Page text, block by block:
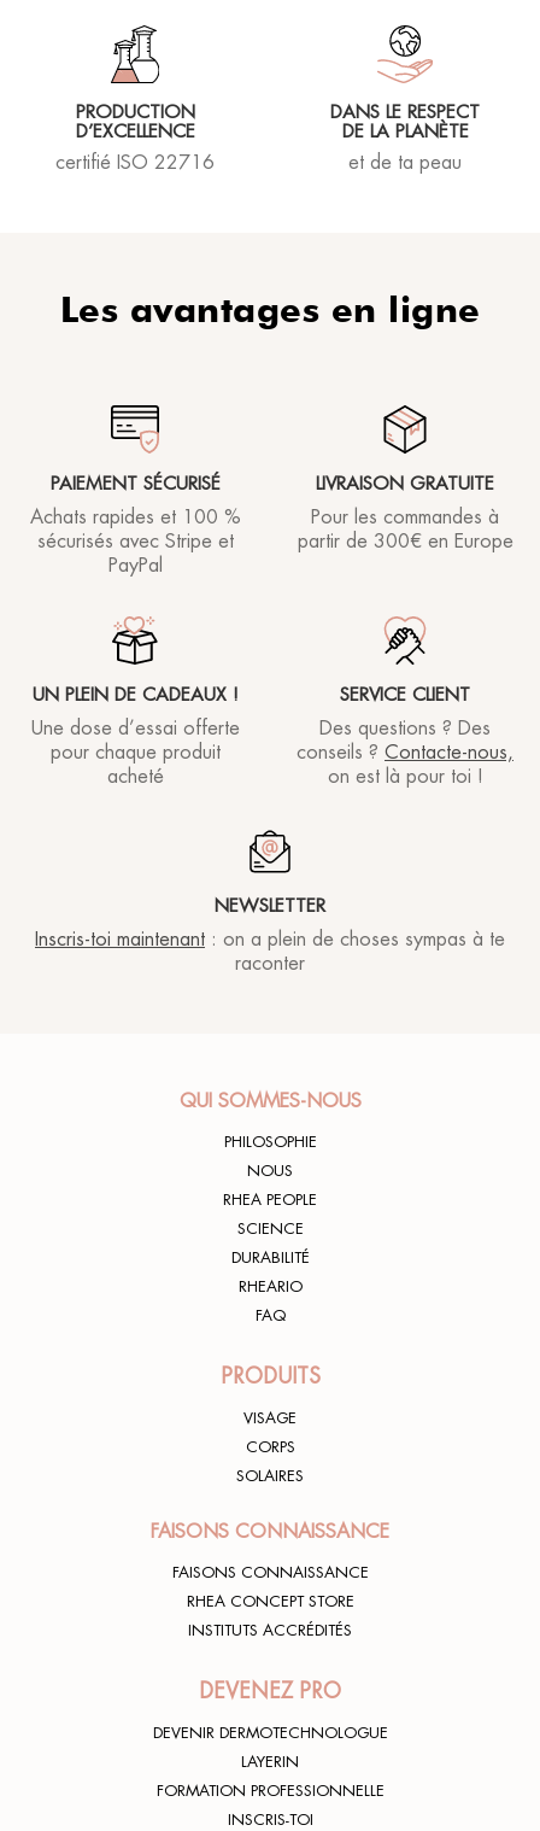
PRODUCTION
D’EXCELLENCE
certifié ISO 22716
DANS LE RESPECT
DE LA PLANÈTE
et de ta peau
Les avantages en ligne
PAIEMENT SÉCURISÉ
Achats rapides et 100 %
sécurisés avec Stripe et
PayPal
LIVRAISON GRATUITE
Pour les commandes à
partir de 300€ en Europe
UN PLEIN DE CADEAUX !
Une dose d’essai offerte
pour chaque produit
acheté
SERVICE CLIENT
Des questions ? Des
conseils ? Contacte-nous,
on est là pour toi !
NEWSLETTER
Inscris-toi maintenant : on a plein de choses sympas à te
raconter
QUI SOMMES-NOUS
PHILOSOPHIE
NOUS
RHEA PEOPLE
SCIENCE
DURABILITÉ
RHEARIO
FAQ
PRODUITS
VISAGE
CORPS
SOLAIRES
FAISONS CONNAISSANCE
FAISONS CONNAISSANCE
RHEA CONCEPT STORE
INSTITUTS ACCRÉDITÉS
DEVENEZ PRO
DEVENIR DERMOTECHNOLOGUE
LAYERIN
FORMATION PROFESSIONNELLE
INSCRIS-TOI